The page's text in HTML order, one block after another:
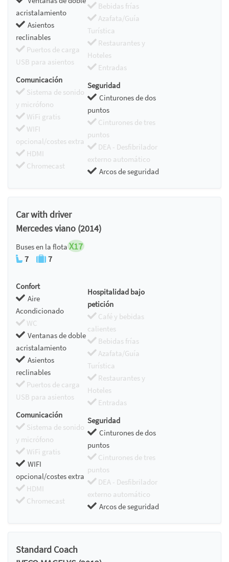
acristalamiento
Asientos
reclinables
Puertos de carga
USB para asientos
Bebidas frías
Azafata/Guía
Turística
Restaurantes y
Hoteles
Entradas
Comunicación
Sistema de sonido
y micrófono
WiFi gratis
WIFI
opcional/costes extra
HDMI
Chromecast
Seguridad
Cinturones de dos
puntos
Cinturones de tres
puntos
DEA - Desfibrilador
externo automático
Arcos de seguridad
Car with driver
Mercedes viano (2014)
Buses en la flota X17
7 7
Confort
Aire
Acondicionado
WC
Ventanas de doble
acristalamiento
Asientos
reclinables
Puertos de carga
USB para asientos
Hospitalidad bajo
petición
Café y bebidas
calientes
Bebidas frías
Azafata/Guía
Turística
Restaurantes y
Hoteles
Entradas
Comunicación
Sistema de sonido
y micrófono
WiFi gratis
WIFI
opcional/costes extra
HDMI
Chromecast
Seguridad
Cinturones de dos
puntos
Cinturones de tres
puntos
DEA - Desfibrilador
externo automático
Arcos de seguridad
Standard Coach